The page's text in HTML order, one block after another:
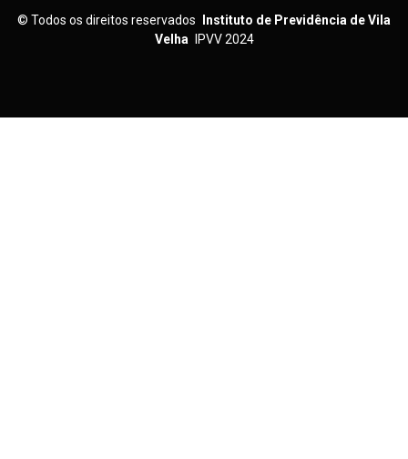
© Todos os direitos reservados
Instituto de Previdência de Vila
Velha
IPVV 2024